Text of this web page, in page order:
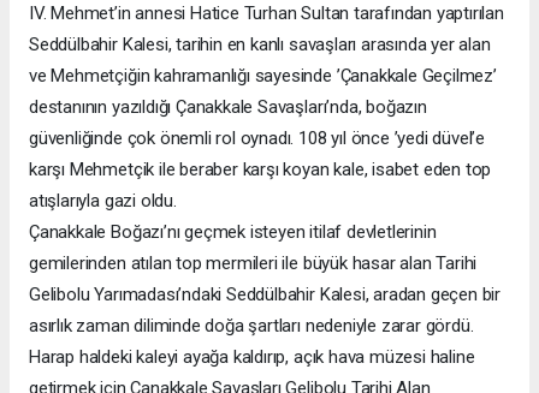
IV. Mehmet’in annesi Hatice Turhan Sultan tarafından yaptırılan
Seddülbahir Kalesi, tarihin en kanlı savaşları arasında yer alan
ve Mehmetçiğin kahramanlığı sayesinde ’Çanakkale Geçilmez’
destanının yazıldığı Çanakkale Savaşları’nda, boğazın
güvenliğinde çok önemli rol oynadı. 108 yıl önce ’yedi düvel’e
karşı Mehmetçik ile beraber karşı koyan kale, isabet eden top
atışlarıyla gazi oldu.
Çanakkale Boğazı’nı geçmek isteyen itilaf devletlerinin
gemilerinden atılan top mermileri ile büyük hasar alan Tarihi
Gelibolu Yarımadası’ndaki Seddülbahir Kalesi, aradan geçen bir
asırlık zaman diliminde doğa şartları nedeniyle zarar gördü.
Harap haldeki kaleyi ayağa kaldırıp, açık hava müzesi haline
getirmek için Çanakkale Savaşları Gelibolu Tarihi Alan